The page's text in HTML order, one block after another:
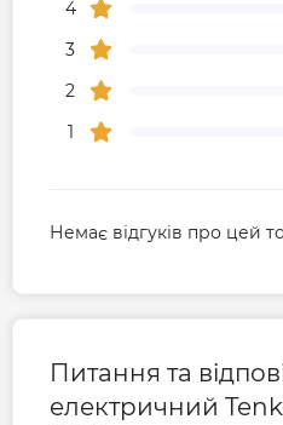
4
3
2
1
Немає відгуків про цей
Питання та
електричний